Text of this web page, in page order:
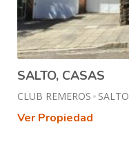
SALTO, CASAS
CLUB REMEROS SALTO
Ver Propiedad